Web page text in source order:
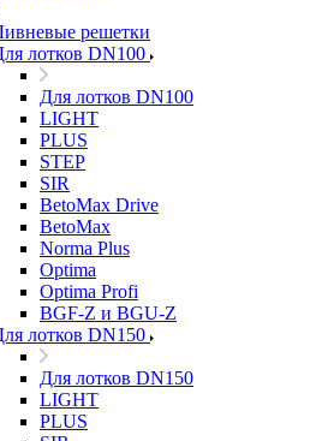
решетки
лотков DN100
Для лотков DN100
LIGHT
PLUS
STEP
SIR
BetoMax Drive
BetoMax
Norma Plus
Optima
Optima Profi
BGF-Z и BGU-Z
лотков DN150
Для лотков DN150
LIGHT
PLUS